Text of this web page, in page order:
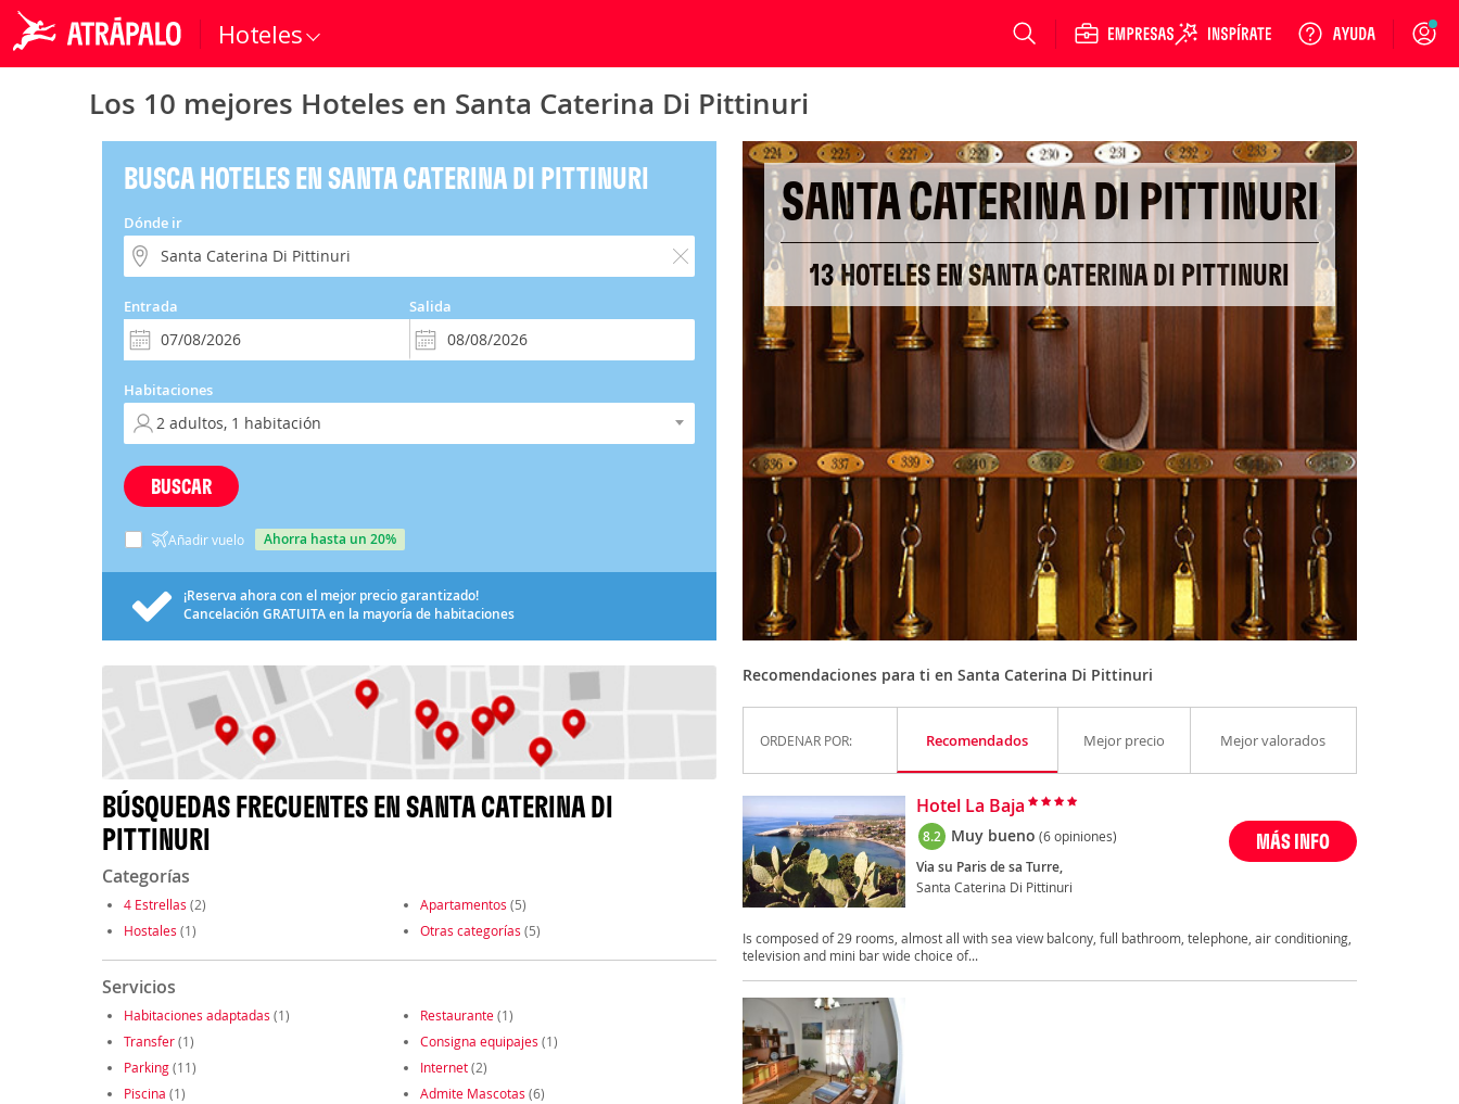
Hoteles Login
Los 10 mejores Hoteles en Santa Caterina Di Pittinuri
BUSCA HOTELES EN SANTA CATERINA DI PITTINURI
Dónde ir
Entrada Salida
Habitaciones
BUSCAR
Añadir vuelo ahorra hasta un 20%
¡Reserva ahora con el mejor precio garantizado!
Cancelación GRATUITAen la mayoría de habitaciones
BÚSQUEDAS FRECUENTES EN SANTA CATERINA DI
PITTINURI
Categorías
4 Estrellas (2) Apartamentos (5)
Hostales (1) Otras categorías (5)
Servicios
Habitaciones adaptadas (1) Restaurante(1)
Transfer(1) Consigna equipajes (1)
Parking(11) Internet(2)
Piscina (1) Admite Mascotas (6)
SANTA CATERINA DI PITTINURI
13 HOTELES EN SANTA CATERINA DI PITTINURI
Recomendaciones para ti en Santa Caterina Di Pittinuri
ORDENAR POR: Recomendados Mejor precio Mejor valorados
Hotel La Baja
8.2 Muy bueno (6 opiniones)
Via su Paris de sa Turre,
Santa Caterina Di Pittinuri
MÁS INFO
Is composed of 29 rooms, almost all with sea view balcony, full bathroom, telephone, air conditioning,
television and mini bar wide choice of...